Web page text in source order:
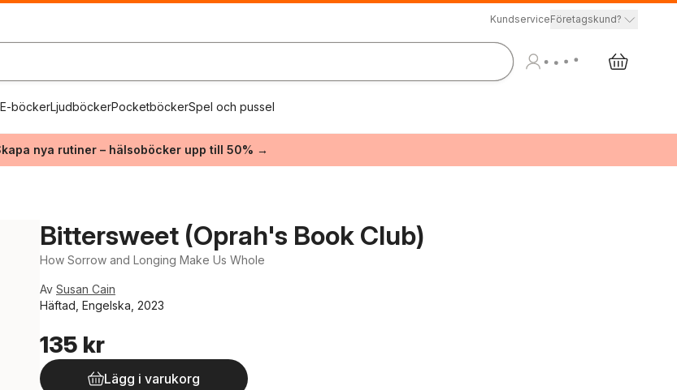
KundserviceFöretagskund?
E-böckerLjudböckerPocketböckerSpel och pussel
nya rutiner – hälsoböcker upp till 50% →
Bittersweet (Oprah's Book Club)
How Sorrow and Longing Make Us Whole
Av Susan Cain
Häftad, Engelska, 2023
135 kr
Lägg i varukorg